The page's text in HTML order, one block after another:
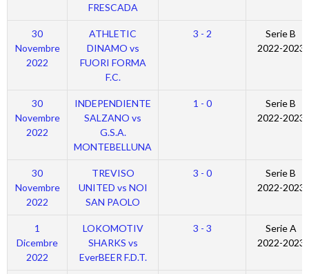
FRESCADA
30
Novembre
2022
ATHLETIC
DINAMO vs
FUORI FORMA
F.C.
3 - 2
Serie B
2022-2023
30
Novembre
2022
INDEPENDIENTE
SALZANO vs
G.S.A.
MONTEBELLUNA
1 - 0
Serie B
2022-2023
30
Novembre
2022
TREVISO
UNITED vs NOI
SAN PAOLO
3 - 0
Serie B
2022-2023
1
Dicembre
2022
LOKOMOTIV
SHARKS vs
EverBEER F.D.T.
3 - 3
Serie A
2022-2023